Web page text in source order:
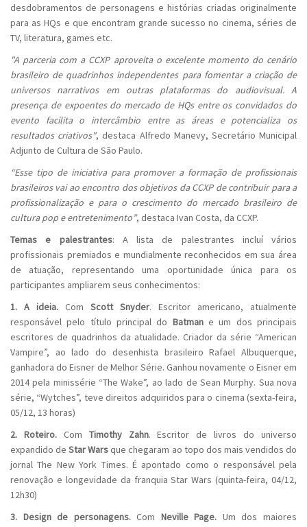
desdobramentos de personagens e histórias criadas originalmente
para as HQs e que encontram grande sucesso no cinema, séries de
TV, literatura, games etc.
"A parceria com a CCXP aproveita o excelente momento do cenário
brasileiro de quadrinhos independentes para fomentar a criação de
universos narrativos em outras plataformas do audiovisual. A
presença de expoentes do mercado de HQs entre os convidados do
evento facilita o intercâmbio entre as áreas e potencializa os
resultados criativos", destaca Alfredo Manevy, Secretário Municipal
Adjunto de Cultura de São Paulo.
“Esse tipo de iniciativa para promover a formação de profissionais
brasileiros vai ao encontro dos objetivos da CCXP de contribuir para a
profissionalização e para o crescimento do mercado brasileiro de
cultura pop e entretenimento”, destaca Ivan Costa, da CCXP.
Temas e palestrantes: A lista de palestrantes incluí vários
profissionais premiados e mundialmente reconhecidos em sua área
de atuação, representando uma oportunidade única para os
participantes ampliarem seus conhecimentos:
1. A ideia. Com Scott Snyder. Escritor americano, atualmente
responsável pelo título principal do Batmane um dos principais
escritores de quadrinhos da atualidade. Criador da série “American
Vampire”, ao lado do desenhista brasileiro Rafael Albuquerque,
ganhadora do Eisner de Melhor Série. Ganhou novamente o Eisner em
2014 pela minissérie “The Wake”, ao lado de Sean Murphy. Sua nova
série, “Wytches”, teve direitos adquiridos para o cinema (sexta-feira,
05/12, 13 horas)
2. Roteiro.Com Timothy Zahn. Escritor de livros do universo
expandido deStar Warsque chegaram ao topo dos mais vendidos do
jornal The New York Times. É apontado como o responsável pela
renovação e longevidade da franquia Star Wars (quinta-feira, 04/12,
12h30)
3. Design de personagens.Com Neville Page. Um dos maiores